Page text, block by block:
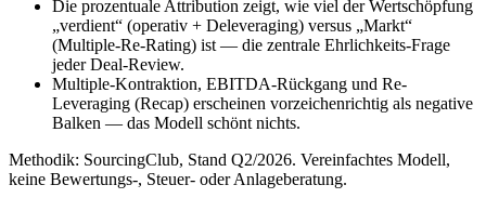
Die prozentuale Attribution zeigt, wie viel der Wertschöpfung
„verdient“ (operativ + Deleveraging) versus „Markt“
(Multiple-Re-Rating) ist — die zentrale Ehrlichkeits-Frage
jeder Deal-Review.
Multiple-Kontraktion, EBITDA-Rückgang und Re-
Leveraging (Recap) erscheinen vorzeichenrichtig als negative
Balken — das Modell schönt nichts.
Methodik: SourcingClub, Stand Q2/2026. Vereinfachtes Modell,
keine Bewertungs-, Steuer- oder Anlageberatung.